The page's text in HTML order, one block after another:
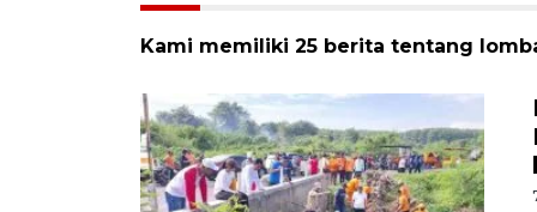
Kami memiliki 25 berita tentang